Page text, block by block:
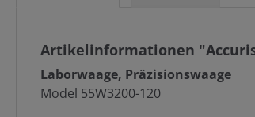
Artikelinformationen
Laborwaage, Präzisionswaage
Model 55W3200-120